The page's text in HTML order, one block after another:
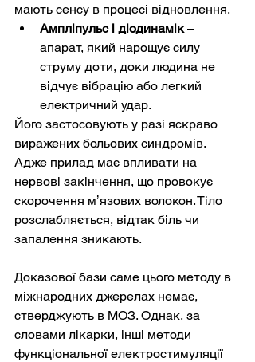
мають сенсу в процесі відновлення.
Ампліпульс і діодинамік –
апарат, який нарощує силу
струму доти, доки людина не
відчує вібрацію або легкий
електричний удар.
Його застосовують у разі яскраво
виражених больових синдромів.
Адже прилад має впливати на
нервові закінчення, що провокує
скорочення мʼязових волокон. Тіло
розслабляється, відтак біль чи
запалення зникають.
Доказової бази саме цього методу в
міжнародних джерелах немає,
стверджують в МОЗ. Однак, за
словами лікарки, інші методи
функціональної електростимуляції